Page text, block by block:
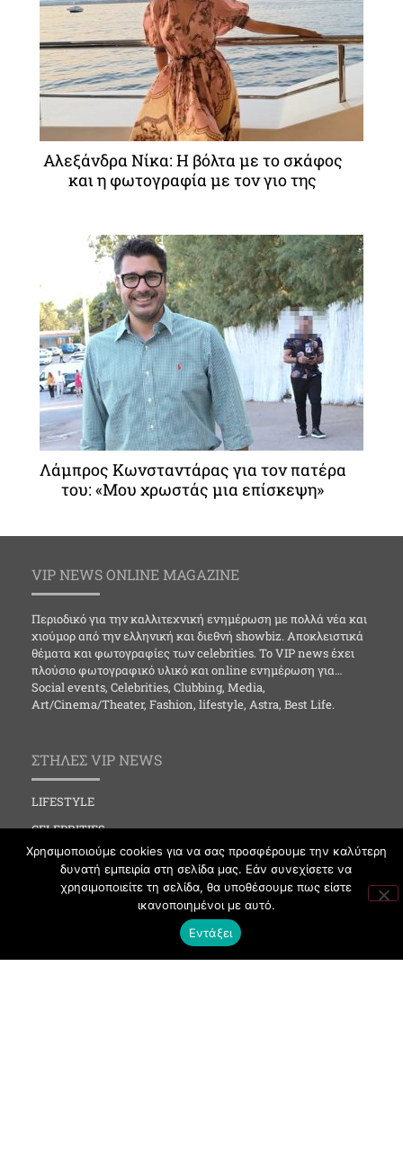
Αλεξάνδρα Νίκα: Η βόλτα με το σκάφος
και η φωτογραφία με τον γιο της
Λάμπρος Κωνσταντάρας για τον πατέρα
του: «Μου χρωστάς μια επίσκεψη»
VIP NEWS ONLINE MAGAZINE
Περιοδικό για την καλλιτεχνική ενημέρωση με πολλά νέα και
χιούμορ από την ελληνική και διεθνή showbiz. Αποκλειστικά
θέματα και φωτογραφίες των celebrities. Το VIP news έχει
πλούσιο φωτογραφικό υλικό και online ενημέρωση για…
Social events, Celebrities, Clubbing, Media,
Art/Cinema/Theater, Fashion, lifestyle, Astra, Best Life.
ΣΤΗΛΕΣ VIP NEWS
LIFESTYLE
CELEBRITIES
MEDIA
SOCIAL EVENTS
Χρησιμοποιούμε cookies για να σας προσφέρουμε την καλύτερη
δυνατή εμπειρία στη σελίδα μας. Εάν συνεχίσετε να
χρησιμοποιείτε τη σελίδα, θα υποθέσουμε πως είστε
ικανοποιημένοι με αυτό.
Εντάξει